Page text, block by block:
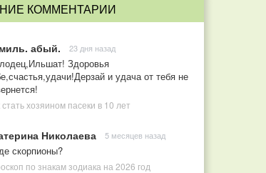
КОММЕНТАРИИ
абый. 23 дня назад
Здоровья
и удача от тебя не
стать хозяином пасеки в 10 лет
Николаева 5 месяцев назад
скорпионы?
по знакам зодиака на 2026 год